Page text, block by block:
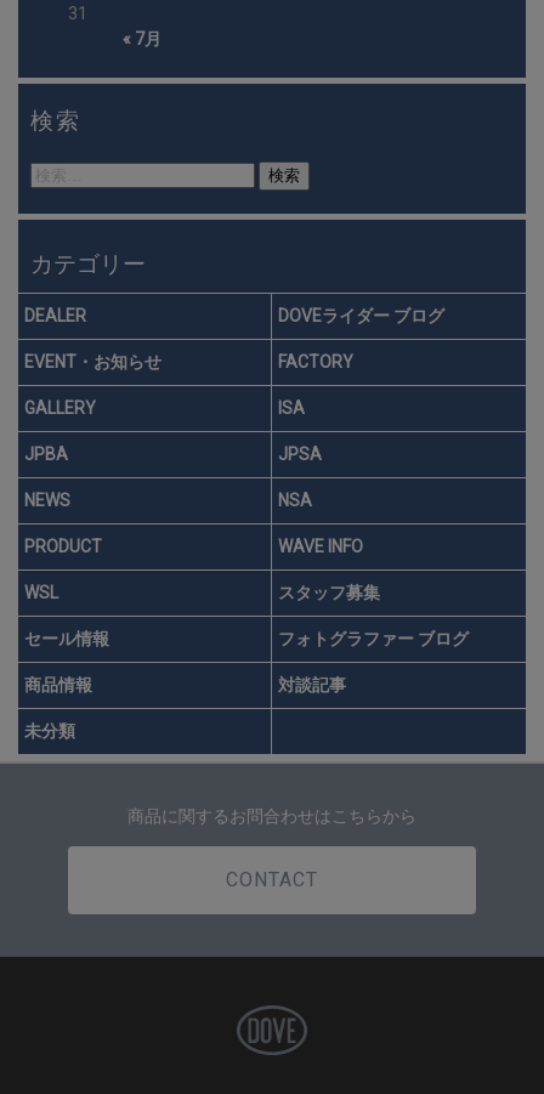
« 7月
31
検索
検
索:
カテゴリー
DEALER DOVEライダー ブログ
EVENT・お知らせ FACTORY
GALLERY ISA
JPBA JPSA
NEWS NSA
PRODUCT WAVE INFO
WSL スタッフ募集
セール情報 フォトグラファー ブログ
商品情報 対談記事
未分類
商品に関するお問合わせはこちらから
CONTACT